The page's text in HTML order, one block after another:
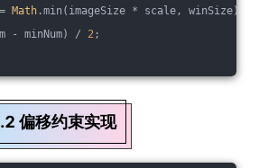
Math .min(imageSize * scale, winSize);
- minNum) / 2;
偏移约束实现